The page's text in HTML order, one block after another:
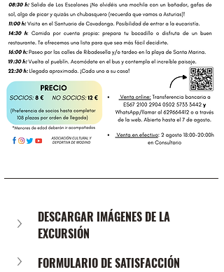
DESCARGAR IMÁGENES DE LA
EXCURSIÓN
FORMULARIO DE SATISFACCIÓN